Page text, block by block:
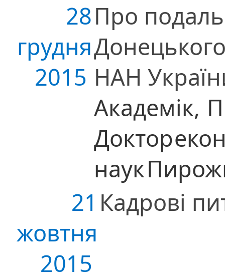
28
грудня
2015
Про
НАН
Академік,
Доктор
наук
21
жовтня
2015
Кадрові